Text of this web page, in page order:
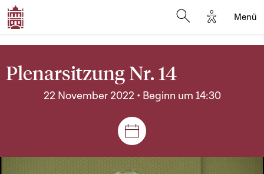
Options
Menü
Plenarsitzung Nr. 14
22 November 2022 • Beginn um 14:30
Plenar- und